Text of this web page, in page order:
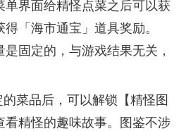
单界面给精怪点菜之后可以获
「海市通宝」道具奖励。
是固定的，与游戏结果无关，
品后，可以解锁【精怪图
看精怪的趣味故事。图鉴不涉